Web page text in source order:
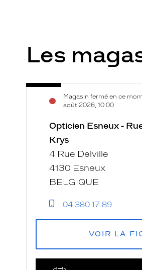
Les
Opticien
Esneux
Delville
Magasin fermé en ce
août 2026, 10:00
Voir
Opticien Esneux -
Krys
4 Rue Delville
4130 Esneux
BELGIQUE
04 380 17 89
VOIR LA